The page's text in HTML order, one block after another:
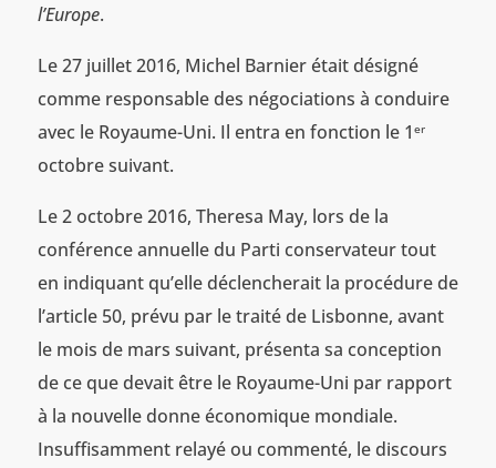
l’Europe.
Le 27 juillet 2016, Michel Barnier était désigné
comme responsable des négociations à conduire
avec le Royaume-Uni. Il entra en fonction le 1 er
octobre suivant.
Le 2 octobre 2016, Theresa May, lors de la
conférence annuelle du Parti conservateur tout
en indiquant qu’elle déclencherait la procédure de
l’article 50, prévu par le traité de Lisbonne, avant
le mois de mars suivant, présenta sa conception
de ce que devait être le Royaume-Uni par rapport
à la nouvelle donne économique mondiale.
Insuffisamment relayé ou commenté, le discours